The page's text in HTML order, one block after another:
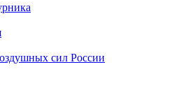
сил России